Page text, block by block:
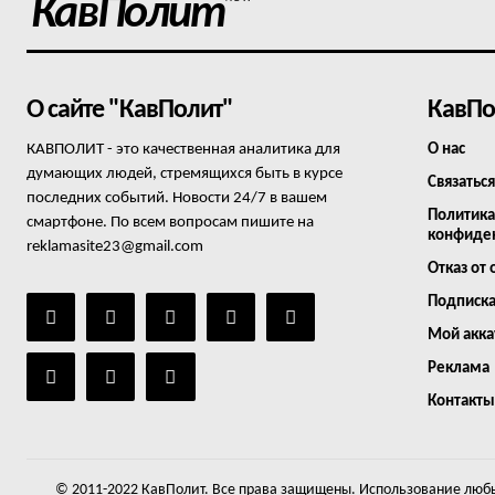
КавПолит
О сайте "КавПолит"
КАВПОЛИТ - это качественная аналитика для
думающих людей, стремящихся быть в курсе
последних событий. Новости 24/7 в вашем
смартфоне. По всем вопросам пишите на
reklamasite23@gmail.com
О нас
Политика
Отказ от
Подписка
Мой
Реклама
Контакты
© 2011-2022 КавПолит. Все права защищены. Использование